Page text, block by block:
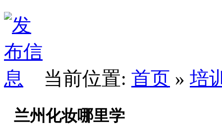
当前位置: 首页 » 培
兰州化妆哪里学